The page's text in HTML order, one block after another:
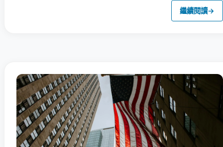
繼續閱讀→